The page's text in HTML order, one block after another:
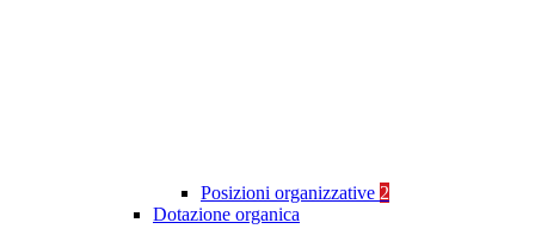
Posizioni organizzative 2
Dotazione organica